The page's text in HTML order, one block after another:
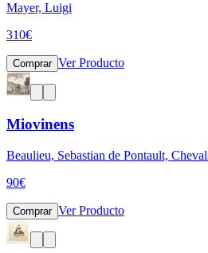
Mayer, Luigi
310€
Comprar Ver Producto
Miovinens
Beaulieu, Sebastian de Pontault,
90€
Comprar Ver Producto